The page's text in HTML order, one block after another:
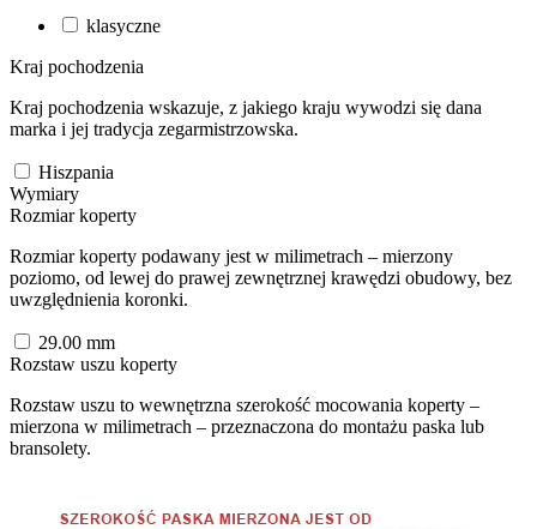
klasyczne
Kraj pochodzenia
Kraj pochodzenia wskazuje, z jakiego kraju wywodzi się dana
marka i jej tradycja zegarmistrzowska.
Hiszpania
Wymiary
Rozmiar koperty
Rozmiar koperty podawany jest w milimetrach – mierzony
poziomo, od lewej do prawej zewnętrznej krawędzi obudowy, bez
uwzględnienia koronki.
29.00 mm
Rozstaw uszu koperty
Rozstaw uszu to wewnętrzna szerokość mocowania koperty –
mierzona w milimetrach – przeznaczona do montażu paska lub
bransolety.